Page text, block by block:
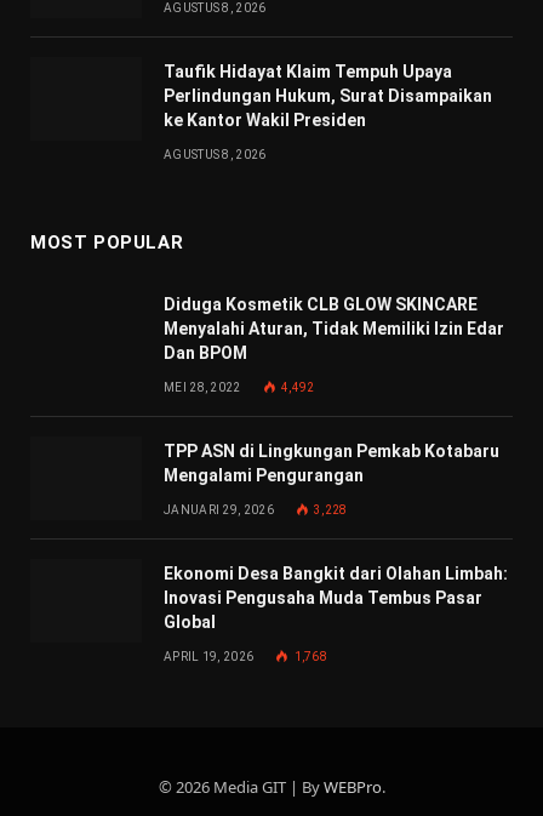
AGUSTUS 8, 2026
Taufik Hidayat Klaim Tempuh Upaya
Perlindungan Hukum, Surat Disampaikan
ke Kantor Wakil Presiden
AGUSTUS 8, 2026
MOST POPULAR
Diduga Kosmetik CLB GLOW SKINCARE
Menyalahi Aturan, Tidak Memiliki Izin Edar
Dan BPOM
MEI 28, 2022 4,492
TPP ASN di Lingkungan Pemkab Kotabaru
Mengalami Pengurangan
JANUARI 29, 2026 3,228
Ekonomi Desa Bangkit dari Olahan Limbah:
Inovasi Pengusaha Muda Tembus Pasar
Global
APRIL 19, 2026 1,768
© 2026 Media GIT | ByWEBPro.